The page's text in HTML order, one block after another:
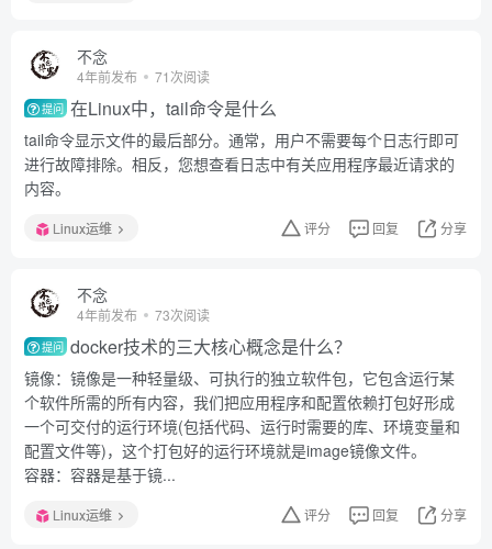
不念
4年前发布 71次阅读
提问 在Linux中，tail命令是什么
tail命令显示文件的最后部分。通常，用户不需要每个日志行即可
进行故障排除。相反，您想查看日志中有关应用程序最近请求的
内容。
Linux运维 评分 回复 分享
不念
4年前发布 73次阅读
提问 docker技术的三大核心概念是什么？
镜像：镜像是一种轻量级、可执行的独立软件包，它包含运行某
个软件所需的所有内容，我们把应用程序和配置依赖打包好形成
一个可交付的运行环境(包括代码、运行时需要的库、环境变量和
配置文件等)，这个打包好的运行环境就是image镜像文件。
容器：容器是基于镜...
Linux运维 评分 回复 分享